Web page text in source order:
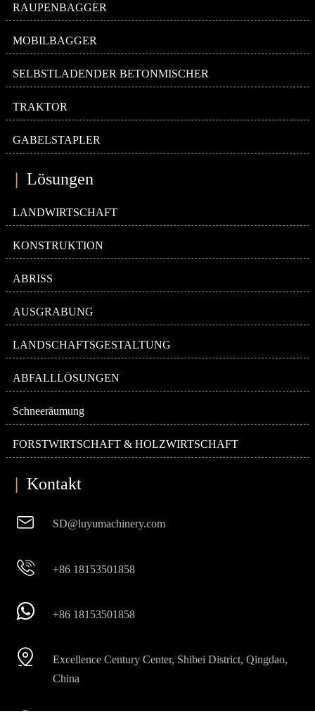
RAUPENBAGGER
MOBILBAGGER
SELBSTLADENDER BETONMISCHER
TRAKTOR
GABELSTAPLER
Lösungen
LANDWIRTSCHAFT
KONSTRUKTION
ABRISS
AUSGRABUNG
LANDSCHAFTSGESTALTUNG
ABFALLLÖSUNGEN
Schneeräumung
FORSTWIRTSCHAFT & HOLZWIRTSCHAFT
| Kontakt
 SD@luyumachinery.com
 +86 18153501858
 +86 18153501858

Excellence Century Center, Shibei District, Qingdao,
China